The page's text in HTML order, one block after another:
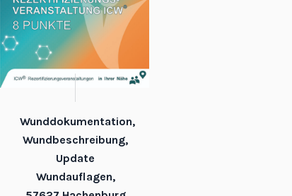
Wunddokumentation,
Wundbeschreibung,
Update
Wundauflagen,